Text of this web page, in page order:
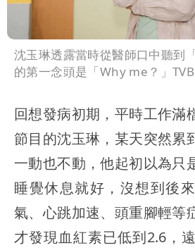
沈玉琳透露當時從醫師口中聽到
的第一念頭是「Why me？」
回想發病初期，平時工作滿
節目的沈玉琳，某天突然累
一動也不動，他起初以為只
睡覺休息就好，沒想到後
氣、心跳加速、頭重腳輕等
才發現血紅素已低到2.6，